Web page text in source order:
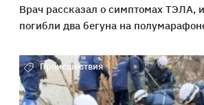
Врач рассказал о симптомах ТЭЛА,
погибли два бегуна на
Происшествия